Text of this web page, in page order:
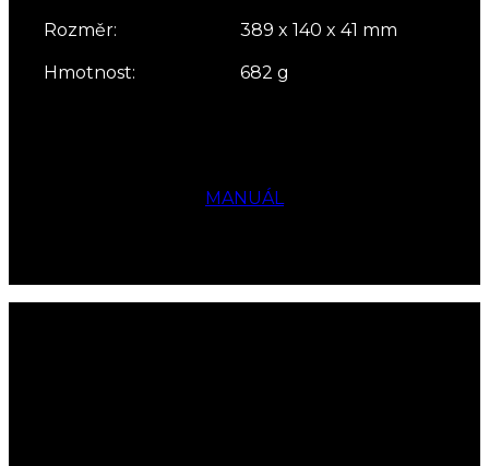
Rozměr: 389 x 140 x 41 mm
Hmotnost: 682 g
MANUÁL